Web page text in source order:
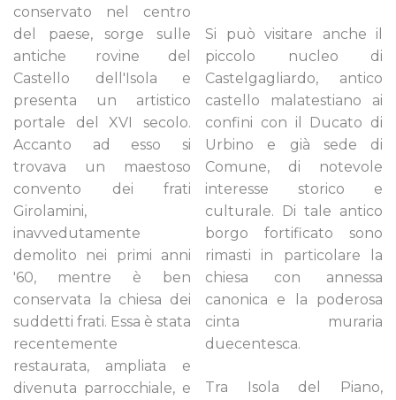
conservato nel centro
del paese, sorge sulle
antiche rovine del
Castello dell'Isola e
presenta un artistico
portale del XVI secolo.
Accanto ad esso si
trovava un maestoso
convento dei frati
Girolamini,
inavvedutamente
demolito nei primi anni
'60, mentre è ben
conservata la chiesa dei
suddetti frati. Essa è stata
recentemente
restaurata, ampliata e
divenuta parrocchiale, e
Si può visitare anche il
piccolo nucleo di
Castelgagliardo, antico
castello malatestiano ai
confini con il Ducato di
Urbino e già sede di
Comune, di notevole
interesse storico e
culturale. Di tale antico
borgo fortificato sono
rimasti in particolare la
chiesa con annessa
canonica e la poderosa
cinta muraria
duecentesca.
Tra Isola del Piano,